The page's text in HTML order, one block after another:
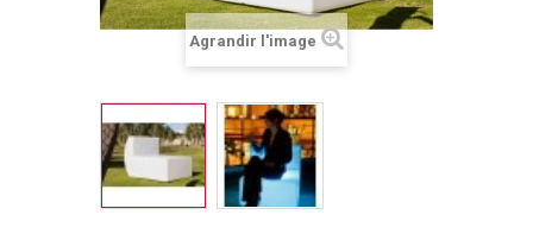
Agrandir l'image